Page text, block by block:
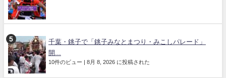
千葉・銚子で「銚子みなとまつり・みこしパレード」
開...
10件のビュー | 8月 8, 2026 に投稿された